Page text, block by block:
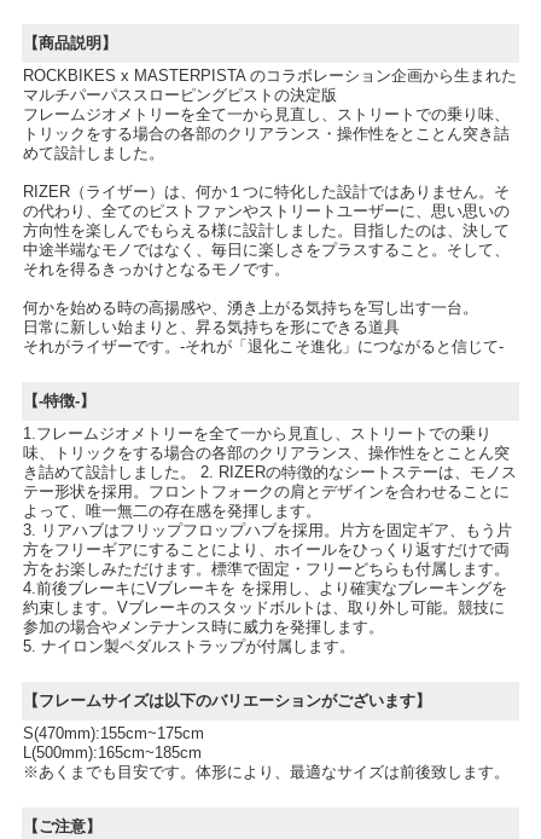
【商品説明】
ROCKBIKES x MASTERPISTA のコラボレーション企画から生まれた
マルチパーパススローピングピストの決定版
フレームジオメトリーを全て一から見直し、ストリートでの乗り味、
トリックをする場合の各部のクリアランス・操作性をとことん突き詰
めて設計しました。
RIZER（ライザー）は、何か１つに特化した設計ではありません。そ
の代わり、全てのピストファンやストリートユーザーに、思い思いの
方向性を楽しんでもらえる様に設計しました。目指したのは、決して
中途半端なモノではなく、毎日に楽しさをプラスすること。そして、
それを得るきっかけとなるモノです。
何かを始める時の高揚感や、湧き上がる気持ちを写し出す一台。
日常に新しい始まりと、昇る気持ちを形にできる道具
それがライザーです。-それが「退化こそ進化」につながると信じて-
【-特徴-】
1.フレームジオメトリーを全て一から見直し、ストリートでの乗り
味、トリックをする場合の各部のクリアランス、操作性をとことん突
き詰めて設計しました。 2. RIZERの特徴的なシートステーは、モノス
テー形状を採用。フロントフォークの肩とデザインを合わせることに
よって、唯一無二の存在感を発揮します。
3. リアハブはフリップフロップハブを採用。片方を固定ギア、もう片
方をフリーギアにすることにより、ホイールをひっくり返すだけで両
方をお楽しみただけます。標準で固定・フリーどちらも付属します。
4.前後ブレーキにVブレーキを を採用し、より確実なブレーキングを
約束します。Vブレーキのスタッドボルトは、取り外し可能。競技に
参加の場合やメンテナンス時に威力を発揮します。
5. ナイロン製ペダルストラップが付属します。
【フレームサイズは以下のバリエーションがございます】
S(470mm):155cm~175cm
L(500mm):165cm~185cm
※あくまでも目安です。体形により、最適なサイズは前後致します。
【ご注意】